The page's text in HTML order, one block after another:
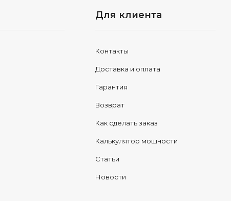
Для клиента
Контакты
Доставка и оплата
Гарантия
Возврат
Как сделать заказ
Калькулятор мощности
Статьи
Новости